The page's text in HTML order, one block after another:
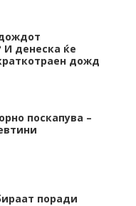
И денеска ќе
дожд
поскапува –
поради